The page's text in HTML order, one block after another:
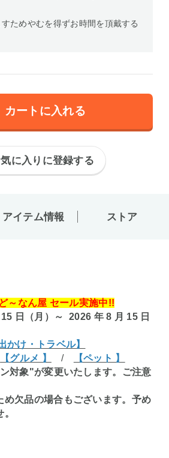
ためやむを得ずお時間を頂戴する
カートに入れる
に入りに登録する
アイテム情報 ストア
なん屋 セール実施中!!
日（月）～ 2026 年 8 月 15 日
かけ・トラベル】
【グルメ 】 /
【ペット 】
対象"が変更いたします。ご注意
欠品の場合もございます。予め